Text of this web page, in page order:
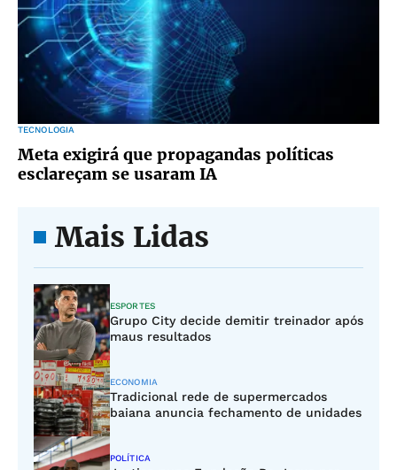
TECNOLOGIA
Meta exigirá que propagandas políticas
esclareçam se usaram IA
Mais Lidas
ESPORTES
Grupo City decide demitir treinador após
maus resultados
ECONOMIA
Tradicional rede de supermercados
baiana anuncia fechamento de unidades
POLÍTICA